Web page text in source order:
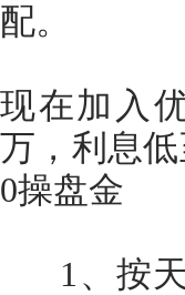
配。
现在加入
万，利息
0操盘金
1、按天